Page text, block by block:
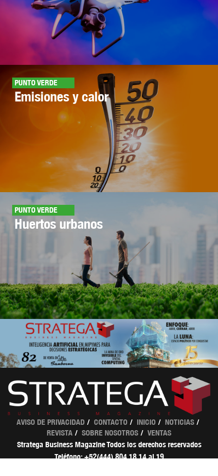
PUNTO VERDE
Emisiones y calor
PUNTO VERDE
Huertos urbanos
AVISO DE PRIVACIDAD CONTACTO INICIO
NOTICIAS
REVISTA
SOBRE NOSOTROS
VENTAS
Stratega Business Magazine Todos los derechos reservados
Teléfono: +52(444) 804 18 14 al 19